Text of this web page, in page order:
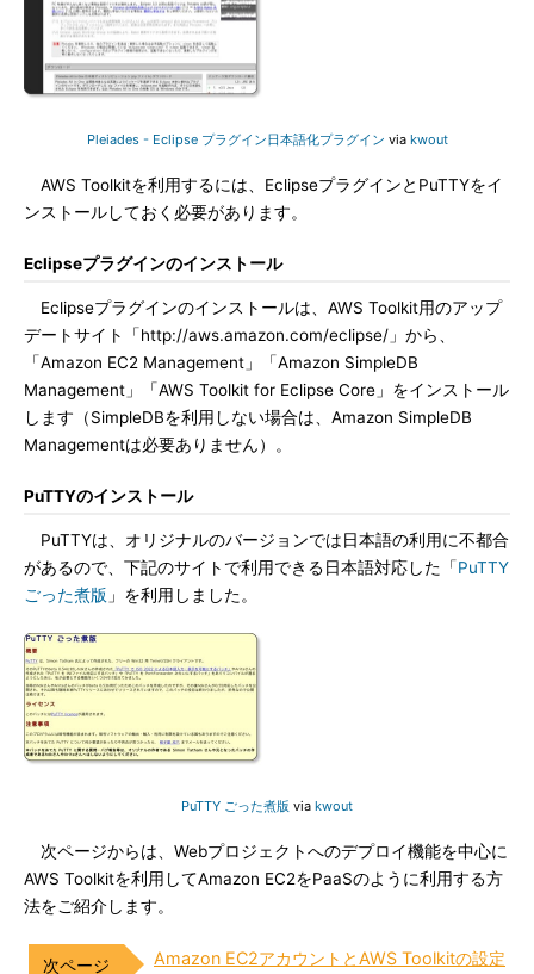
Pleiades - Eclipse プラグイン日本語化プラグイン via kwout
AWS Toolkitを利用するには、EclipseプラグインとPuTTYをイ
ンストールしておく必要があります。
Eclipseプラグインのインストール
Eclipseプラグインのインストールは、AWS Toolkit用のアップ
デートサイト「http://aws.amazon.com/eclipse/」から、
「Amazon EC2 Management」「Amazon SimpleDB
Management」「AWS Toolkit for Eclipse Core」をインストール
します（SimpleDBを利用しない場合は、Amazon SimpleDB
Managementは必要ありません）。
PuTTYのインストール
PuTTYは、オリジナルのバージョンでは日本語の利用に不都合
があるので、下記のサイトで利用できる日本語対応した「PuTTY
ごった煮版 」を利用しました。
PuTTY ごった煮版 via kwout
次ページからは、Webプロジェクトへのデプロイ機能を中心に
AWS Toolkitを利用してAmazon EC2をPaaSのように利用する方
法をご紹介します。
Amazon EC2アカウントとAWS Toolkitの設定